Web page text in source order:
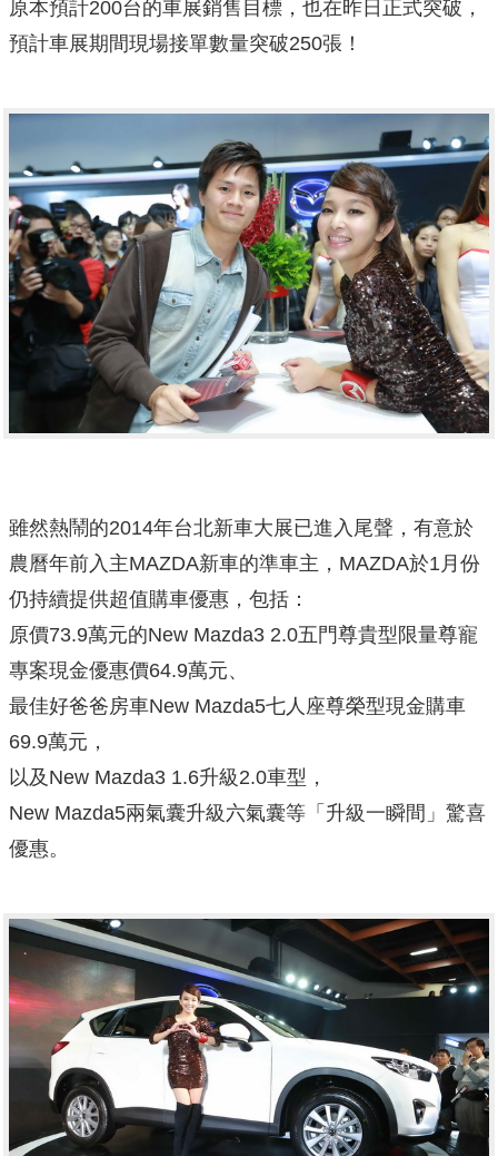
原本預計200台的車展銷售目標，也在昨日正式突破，
預計車展期間現場接單數量突破250張！
雖然熱鬧的2014年台北新車大展已進入尾聲，有意於
農曆年前入主MAZDA新車的準車主，MAZDA於1月份
仍持續提供超值購車優惠，包括：
原價73.9萬元的New Mazda3 2.0五門尊貴型限量尊寵
專案現金優惠價64.9萬元、
最佳好爸爸房車New Mazda5七人座尊榮型現金購車
69.9萬元，
以及New Mazda3 1.6升級2.0車型，
New Mazda5兩氣囊升級六氣囊等「升級一瞬間」驚喜
優惠。